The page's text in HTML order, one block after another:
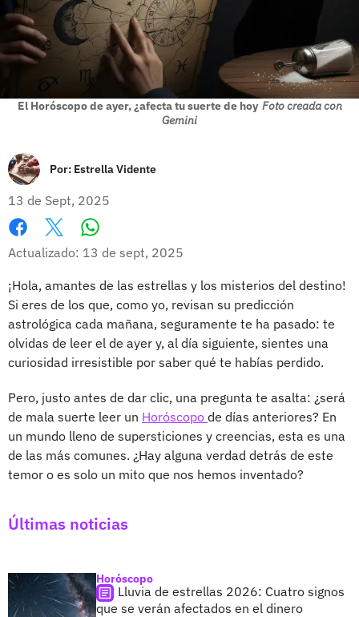
El Horóscopo de ayer, ¿afecta tu suerte de hoy Foto creada con
Gemini
Por: Estrella Vidente
13 de Sept, 2025
Facebook
X
Actualizado: 13 de sept, 2025
¡Hola, amantes de las estrellas y los misterios del destino!
Si eres de los que, como yo, revisan su predicción
astrológica cada mañana, seguramente te ha pasado: te
olvidas de leer el de ayer y, al día siguiente, sientes una
curiosidad irresistible por saber qué te habías perdido.
Pero, justo antes de dar clic, una pregunta te asalta: ¿será
de mala suerte leer un Horóscopo de días anteriores? En
un mundo lleno de supersticiones y creencias, esta es una
de las más comunes. ¿Hay alguna verdad detrás de este
temor o es solo un mito que nos hemos inventado?
Últimas noticias
Horóscopo
Lluvia de estrellas 2026: Cuatro signos
que se verán afectados en el dinero